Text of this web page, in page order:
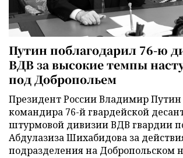
Путин поблагодарил 76-ю
ВДВ за высокие темпы
под Добропольем
Президент России Владимир Путин
командира 76-й гвардейской
штурмовой дивизии ВДВ гвардии
Абдулазиза Шихабидова за
подразделения на Добропольском